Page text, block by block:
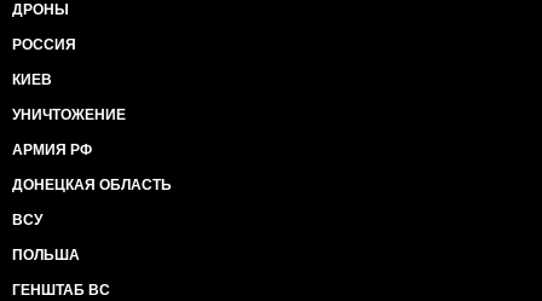
ДРОНЫ
РОССИЯ
КИЕВ
УНИЧТОЖЕНИЕ
АРМИЯ РФ
ДОНЕЦКАЯ ОБЛАСТЬ
ВСУ
ПОЛЬША
ГЕНШТАБ ВС